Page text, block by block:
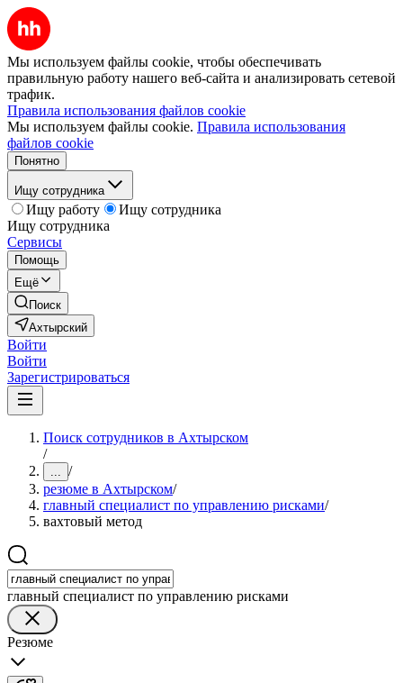
Мы используем файлы cookie, чтобы обеспечивать
правильную работу нашего веб-сайта и анализировать сетевой
трафик.
Правила использования файлов cookie
Мы используем файлы cookie. Правила использования
файлов cookie
Понятно
Ищу сотрудника
Ищу работу
Ищу сотрудника
Ищу сотрудника
Сервисы
Помощь
Ещё
Поиск
Ахтырский
Войти
Войти
Зарегистрироваться
Поиск сотрудников в Ахтырском
/
... /
резюме в Ахтырском/
главный специалист по управлению рисками/
вахтовый метод
главный специалист по управлению рисками
Резюме